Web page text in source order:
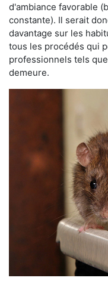
d'ambiance favorable
constante). Il serait
davantage sur les
tous les procédés qui
professionnels tels
demeure.